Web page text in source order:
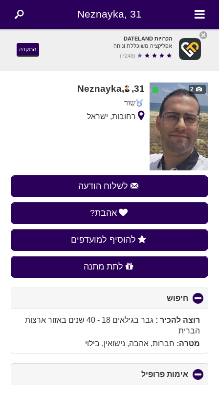
Neznayka, 31
הכרויות DATELAND
אפליקציה משוכללת ונוחה
(7248)
התקנה
2
Neznayka, ,31
שור
רחובות, ישראל
לשלוח הודעה
אהבת?
להוסיף למועדפים
לתת מתנה
חיפוש
to
collapseרוצה להכיר : גבר בגילאים 18 - 40 שנים באזור ארצות
הברית
מטרה: חברות, אהבה, נישואין, בילוי
אימות פרופיל
to